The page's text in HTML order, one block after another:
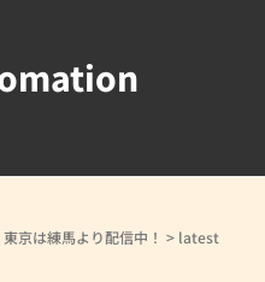
京は練馬より配信中！ > latest